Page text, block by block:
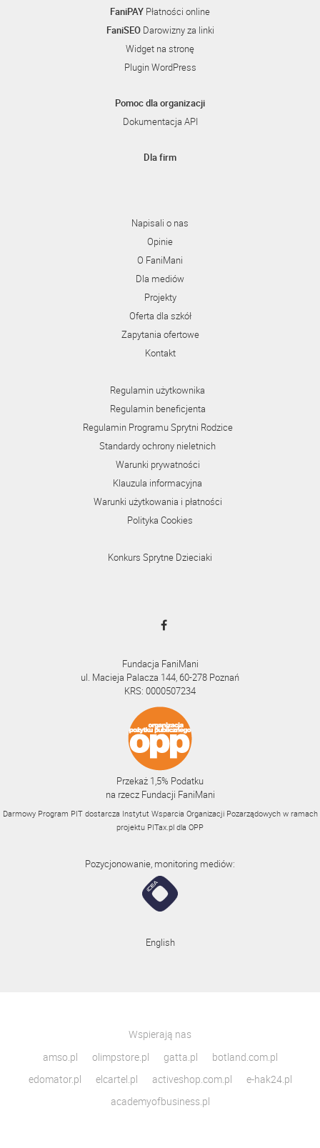
FaniPAY Płatności online
FaniSEODarowizny za linki
Widget na stronę
Plugin WordPress
Pomoc dla organizacji
Dokumentacja API
Dla firm
Napisali o nas
Opinie
O FaniMani
Dla mediów
Projekty
Oferta dla szkół
Zapytania ofertowe
Kontakt
Regulamin użytkownika
Regulamin beneficjenta
Regulamin Programu Sprytni Rodzice
Standardy ochrony nieletnich
Warunki prywatności
Klauzula informacyjna
Warunki użytkowania i płatności
Polityka Cookies
Konkurs Sprytne Dzieciaki
Fundacja FaniMani
ul. Macieja Palacza 144, 60-278 Poznań
KRS: 0000507234
Przekaż 1,5% Podatku
na rzecz Fundacji FaniMani
Darmowy Program PIT dostarcza Instytut Wsparcia Organizacji Pozarządowych w ramach
projektu PITax.pl dla OPP
Pozycjonowanie, monitoring mediów:
English
Wspierają nas
amso.pl
olimpstore.pl gatta.pl
botland.com.pl
edomator.pl
elcartel.pl activeshop.com.pl
e-hak24.pl
academyofbusiness.pl